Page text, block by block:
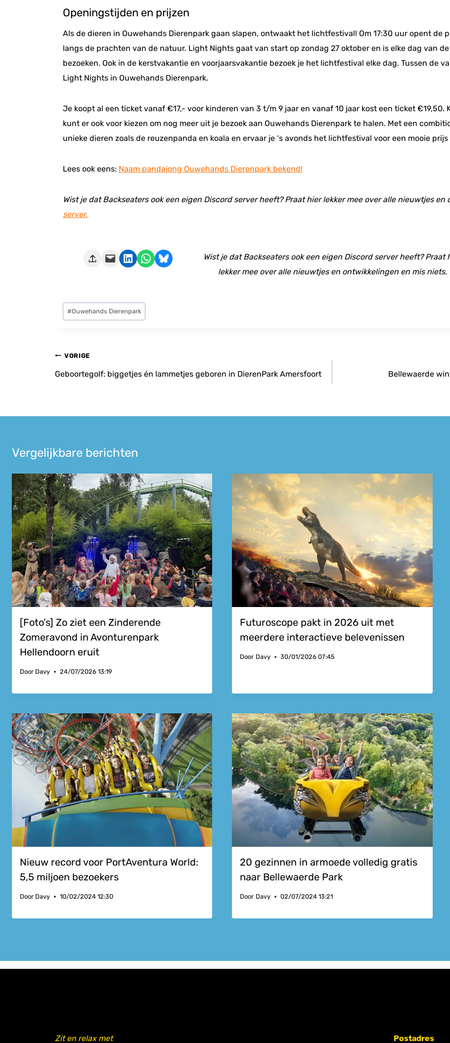
Openingstijden en prijzen
Als de dieren in Ouwehands Dierenpark gaan slapen, ontwaakt het lichtfestival! Om 17:30 uur opent de
langs de prachten van de natuur. Light Nights gaat van start op zondag 27 oktober en is elke dag van
bezoeken. Ook in de kerstvakantie en voorjaarsvakantie bezoek je het lichtfestival elke dag. Tussen de
Light Nights in Ouwehands Dierenpark.
Je koopt al een ticket vanaf €17,- voor kinderen van 3 t/m 9 jaar en vanaf 10 jaar kost een ticket €19,50.
kunt er ook voor kiezen om nog meer uit je bezoek aan Ouwehands Dierenpark te halen. Met een
unieke dieren zoals de reuzenpanda en koala en ervaar je ‘s avonds het lichtfestival voor een mooie
Lees ook eens: Naam pandajong Ouwehands Dierenpark bekend!
Wist je dat Backseaters ook een eigen Discord server heeft? Praat hier lekker mee over alle nieuwtjes
server.
Deze pagina e-mailen Delen op LinkedIn Delen via WhatsApp Share on Bluesky
Wist je dat Backseaters ook een eigen Discord server heeft? Praat
lekker mee over alle nieuwtjes en ontwikkelingen en mis niets.
Bericht
tags:
#Ouwehands Dierenpark
Bericht
navigatie
VORIGE
Geboortegolf: biggetjes én lammetjes geboren in DierenPark Amersfoort
Bellewaerde
Vergelijkbare berichten
[Foto’s] Zo ziet een Zinderende
Zomeravond in Avonturenpark
Hellendoorn eruit
Door Davy 24/07/2026 13:19
Futuroscope pakt in 2026 uit met
meerdere interactieve belevenissen
Door Davy 30/01/2026 07:45
Nieuw record voor PortAventura World:
5,5 miljoen bezoekers
Door Davy 10/02/2024 12:30
20 gezinnen in armoede volledig gratis
naar Bellewaerde Park
Door Davy 02/07/2024 13:21
Zit en relax met Postadres